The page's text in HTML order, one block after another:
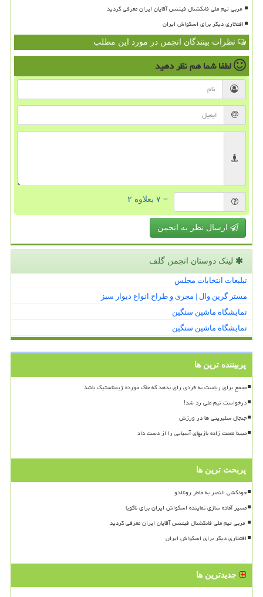
افتخاری دیگر برای اسکواش ایران
نظرات بینندگان انجمن در مورد این مطلب
لطفا شما همنظر دهید
= ۷ بعلاوه ۲
ارسال نظر به انجمن
لینک دوستان انجمن گلف
تبلیغات انتخابات مجلس
مستر گرین وال | مجری و طراح انواع دیوار سبز
نمایشگاه ماشین سنگین
نمایشگاه ماشین سنگین
پربیننده ترین ها
مجمع برای ریاست به فردی رای بدهد که خاک خورده ژیمناستیک باشد
درخواست تیم ملی رد شد!
جنجال سلبریتی ها در ورزش
مبینا نعمت زاده بازیهای آسیایی را از دست داد
پربحث ترین ها
خودکشی النصر به خاطر رونالدو
مسیر آماده سازی نماینده اسکواش ایران برای ناگویا
افتخاری دیگر برای اسکواش ایران
جدیدترین ها